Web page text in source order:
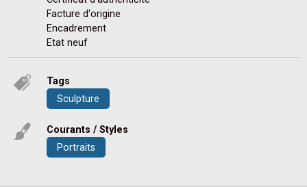
Facture d'origine
Encadrement
Etat neuf
Tags
Sculpture
Courants / Styles
Portraits